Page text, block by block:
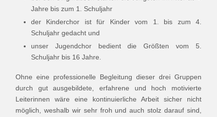
Jahre bis zum 1. Schuljahr
der Kinderchor ist für Kinder vom 1. bis zum 4.
Schuljahr gedacht und
unser Jugendchor bedient die Größten vom 5.
Schuljahr bis 16 Jahre.
Ohne eine professionelle Begleitung dieser drei Gruppen
durch gut ausgebildete, erfahrene und hoch motivierte
Leiterinnen wäre eine kontinuierliche Arbeit sicher nicht
möglich, weshalb wir sehr froh und auch stolz darauf sind,